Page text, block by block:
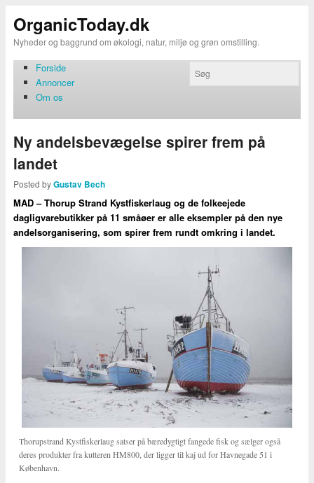
OrganicToday.dk
Nyheder og baggrund om økologi, natur, miljø og grøn omstilling.
Forside
Annoncer
Om os
Ny andelsbevægelse spirer frem på
landet
Posted byGustav Bech
MAD – Thorup Strand Kystfiskerlaug og de folkeejede
dagligvarebutikker på 11 småøer er alle eksempler på den nye
andelsorganisering, som spirer frem rundt omkring i landet.
Thorupstrand Kystfiskerlaug satser på bæredygtigt fangede fisk og sælger også
deres produkter fra kutteren HM800, der ligger til kaj ud for Havnegade 51 i
København.